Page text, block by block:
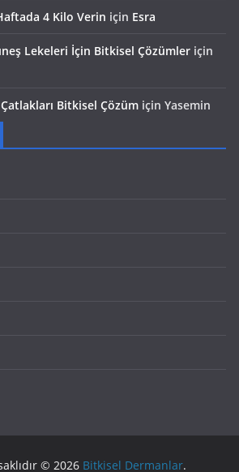
4 Kilo Verin için Esra
Lekeleri İçin Bitkisel Çözümler için
Çatlakları Bitkisel Çözüm için Yasemin
© 2026 Bitkisel Dermanlar.